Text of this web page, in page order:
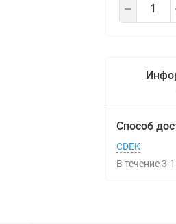
Способ
CDEK
В течение 3-